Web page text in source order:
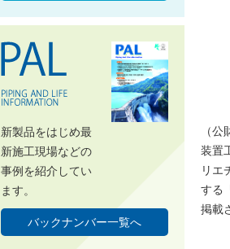
（
装置
リエ
する
掲載
新製品をはじめ最
新施工現場などの
事例を紹介してい
ます。
バックナンバー一覧へ